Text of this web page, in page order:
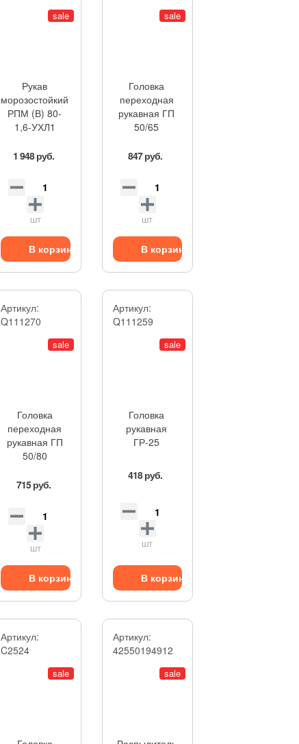
sale
Рукав
морозостойкий
РПМ (В) 80-
1,6-УХЛ1
1 948 руб.
шт
В корзину
sale
Головка
переходная
рукавная ГП
50/65
847 руб.
шт
В корзину
Артикул:
Q111270
sale
Головка
переходная
рукавная ГП
50/80
715 руб.
шт
В корзину
Артикул:
Q111259
sale
Головка
рукавная
ГР-25
418 руб.
шт
В корзину
Артикул:
C2524
sale
Артикул:
42550194912
sale